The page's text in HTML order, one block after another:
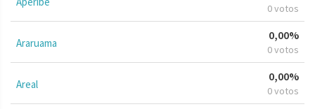
0 votos
Araruama
0,00%
0 votos
Areal
0,00%
0 votos